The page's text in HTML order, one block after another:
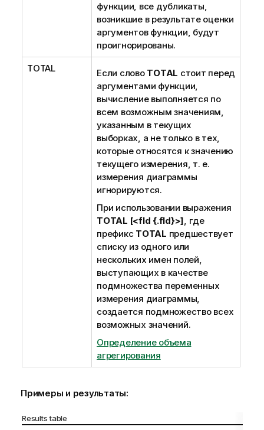
функции, все дубликаты,
возникшие в результате оценки
аргументов функции, будут
проигнорированы.
TOTAL Если слово TOTAL стоит перед
аргументами функции,
вычисление выполняется по
всем возможным значениям,
указанным в текущих
выборках, а не только в тех,
которые относятся к значению
текущего измерения, т. е.
измерения диаграммы
игнорируются.
При использовании выражения
TOTAL [<fld {.fld}>], где
префикс TOTAL предшествует
списку из одного или
нескольких имен полей,
выступающих в качестве
подмножества переменных
измерения диаграммы,
создается подмножество всех
возможных значений.
Определение объема
агрегирования
Примеры и результаты:
Results table